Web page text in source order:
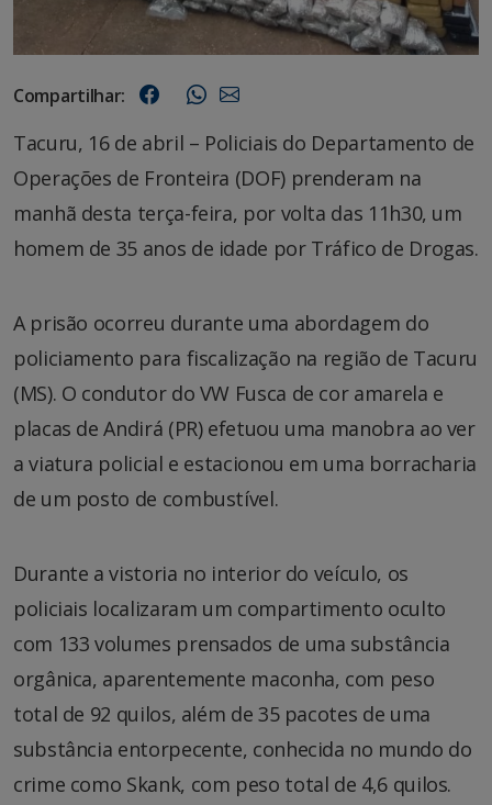
Compartilhar:
Tacuru, 16 de abril – Policiais do Departamento de
Operações de Fronteira (DOF) prenderam na
manhã desta terça-feira, por volta das 11h30, um
homem de 35 anos de idade por Tráfico de Drogas.
A prisão ocorreu durante uma abordagem do
policiamento para fiscalização na região de Tacuru
(MS). O condutor do VW Fusca de cor amarela e
placas de Andirá (PR) efetuou uma manobra ao ver
a viatura policial e estacionou em uma borracharia
de um posto de combustível.
Durante a vistoria no interior do veículo, os
policiais localizaram um compartimento oculto
com 133 volumes prensados de uma substância
orgânica, aparentemente maconha, com peso
total de 92 quilos, além de 35 pacotes de uma
substância entorpecente, conhecida no mundo do
crime como Skank, com peso total de 4,6 quilos.